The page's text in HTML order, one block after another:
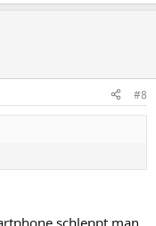
#8
schleppt man